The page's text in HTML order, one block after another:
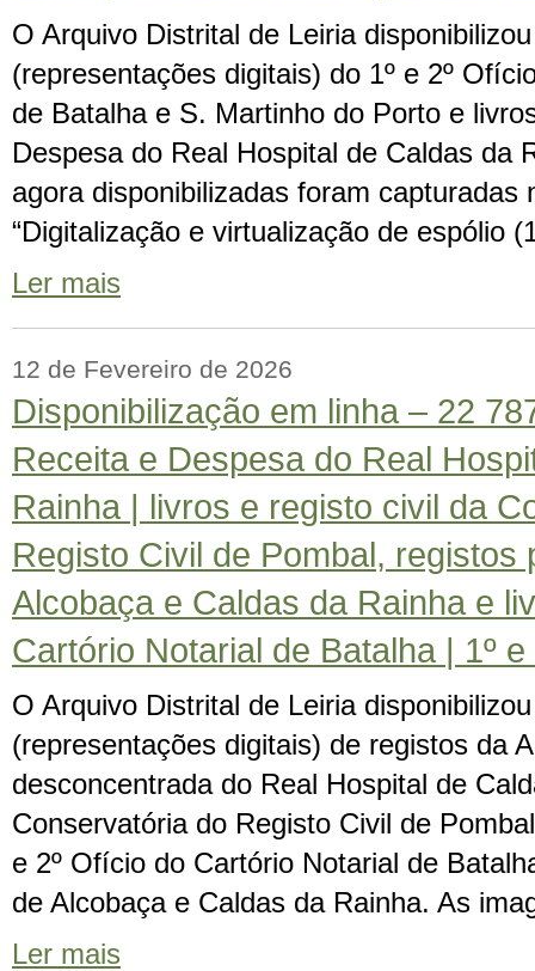
O Arquivo Distrital de Leiria
(representações digitais) do 1º e 2º
de Batalha e S. Martinho do Porto e
Despesa do Real Hospital de Caldas da
agora disponibilizadas foram capturadas
“Digitalização e virtualização de espólio
Ler mais
12 de Fevereiro de 2026
Disponibilização em linha – 22
Receita e Despesa do Real
Rainha | livros e registo civil da
Registo Civil de Pombal, registos
Alcobaça e Caldas da Rainha e
Cartório Notarial de Batalha | 1º e
O Arquivo Distrital de Leiria
(representações digitais) de registos da
desconcentrada do Real Hospital de
Conservatória do Registo Civil de
e 2º Ofício do Cartório Notarial de
de Alcobaça e Caldas da Rainha. As
Ler mais